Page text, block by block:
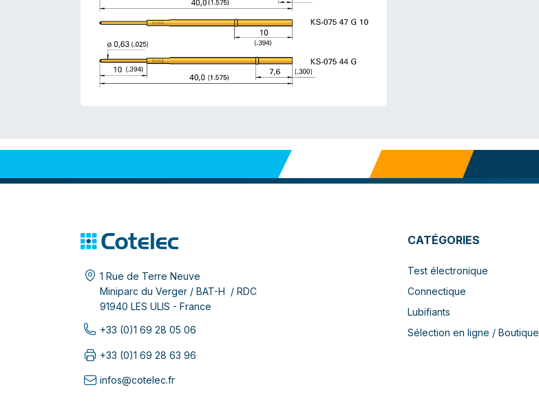
1 Rue de Terre Neuve
Miniparc du Verger / BAT-H / RDC
91940 LES ULIS - France
+33 (0)1 69 28 05 06
+33 (0)1 69 28 63 96
infos@cotelec.fr
CATÉGORIES
Test électronique
Connectique
Lubifiants
Sélection en ligne / Boutique